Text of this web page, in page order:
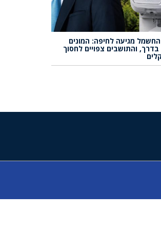
מגיעה לחיפה: המונים
והתושבים צפויים לחסוך